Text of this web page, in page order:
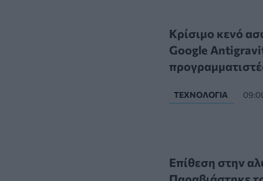
Κρίσιμο κενό
Google
ΤΕΧΝΟΛΟΓΊΑ
Επίθεση στην